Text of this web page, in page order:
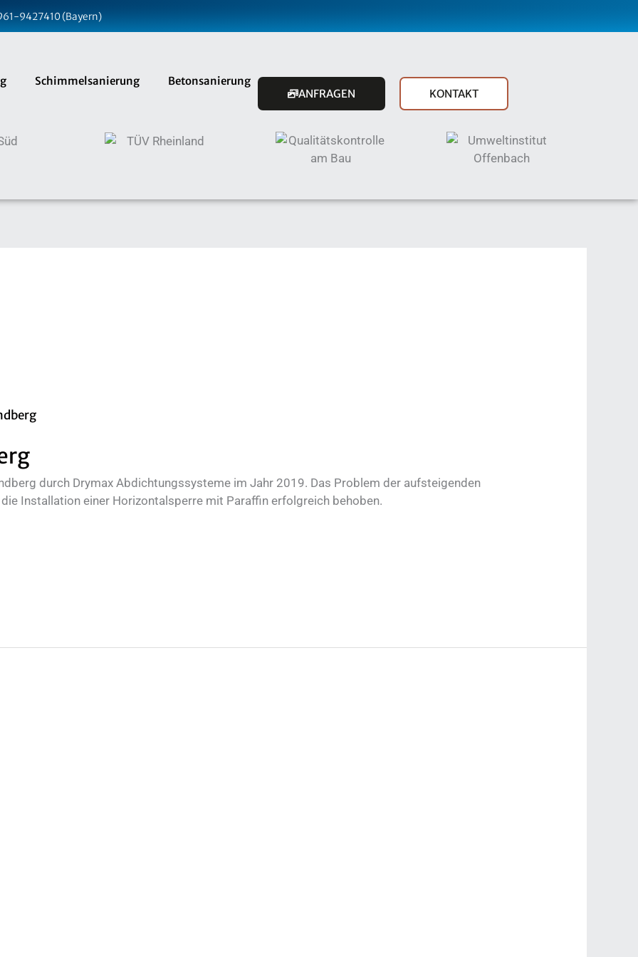
9427410 (Bayern)
Schimmelsanierung
Betonsanierung
ANFRAGEN
KONTAKT
durch Drymax Abdichtungssysteme im Jahr 2019. Das Problem der aufsteigenden
Installation einer Horizontalsperre mit Paraffin erfolgreich behoben.